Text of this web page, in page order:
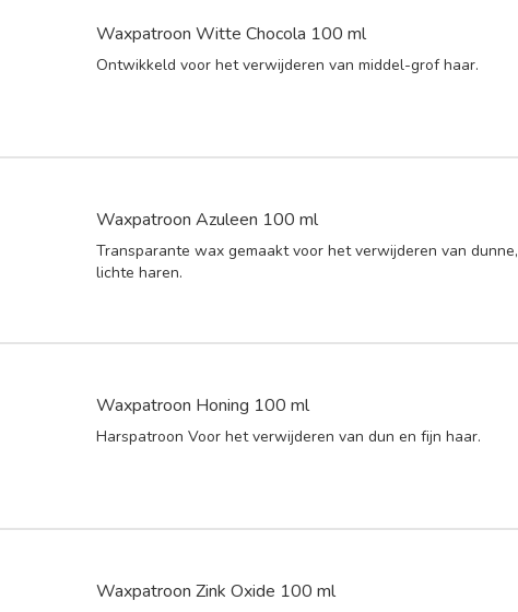
Waxpatroon Witte Chocola 100 ml
Ontwikkeld voor het verwijderen van middel-grof haar.
Waxpatroon Azuleen 100 ml
Transparante wax gemaakt voor het verwijderen van dunne,
lichte haren.
Waxpatroon Honing 100 ml
Harspatroon Voor het verwijderen van dun en fijn haar.
Waxpatroon Zink Oxide 100 ml